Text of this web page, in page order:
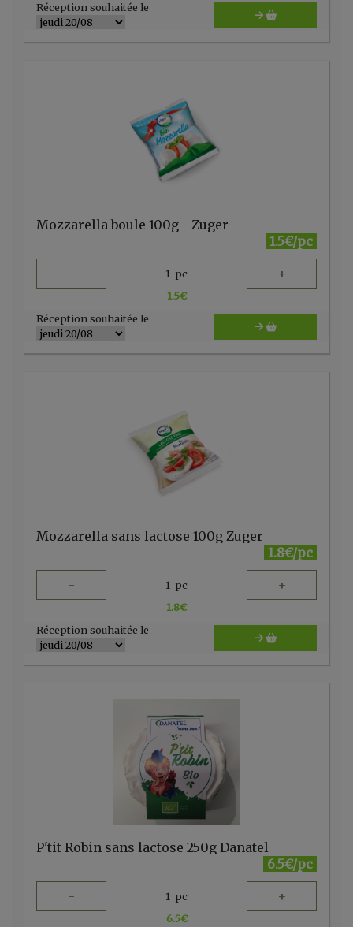
Réception souhaitée le
Mozzarella boule 100g - Zuger
1.5€/pc
- 1 pc +
1.5€
Réception souhaitée le
Mozzarella sans lactose 100g Zuger
1.8€/pc
- 1 pc +
1.8€
Réception souhaitée le
P'tit Robin sans lactose 250g Danatel
6.5€/pc
- 1 pc +
6.5€